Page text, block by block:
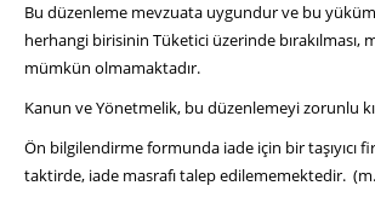
Bu düzenleme mevzuata uygundur ve bu
herhangi birisinin Tüketici üzerinde bırakılması,
mümkün olmamaktadır.
Kanun ve Yönetmelik, bu düzenlemeyi zorunlu
Ön bilgilendirme formunda iade için bir taşıyıcı
taktirde, iade masrafı talep edilememektedir.